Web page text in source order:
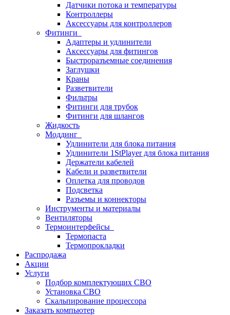
Датчики потока и температуры
Контроллеры
Аксессуары для контроллеров
Фитинги
Адаптеры и удлинители
Аксессуары для фитингов
Быстроразъемные соединения
Заглушки
Краны
Разветвители
Фильтры
Фитинги для трубок
Фитинги для шлангов
Жидкость
Моддинг
Удлинители для блока питания
Удлинители 1StPlayer для блока питания
Держатели кабелей
Кабели и разветвители
Оплетка для проводов
Подсветка
Разъемы и коннекторы
Инструменты и материалы
Вентиляторы
Термоинтерфейсы
Термопаста
Термопрокладки
Распродажа
Акции
Услуги
Подбор комплектующих СВО
Установка СВО
Скальпирование процессора
Заказать компьютер